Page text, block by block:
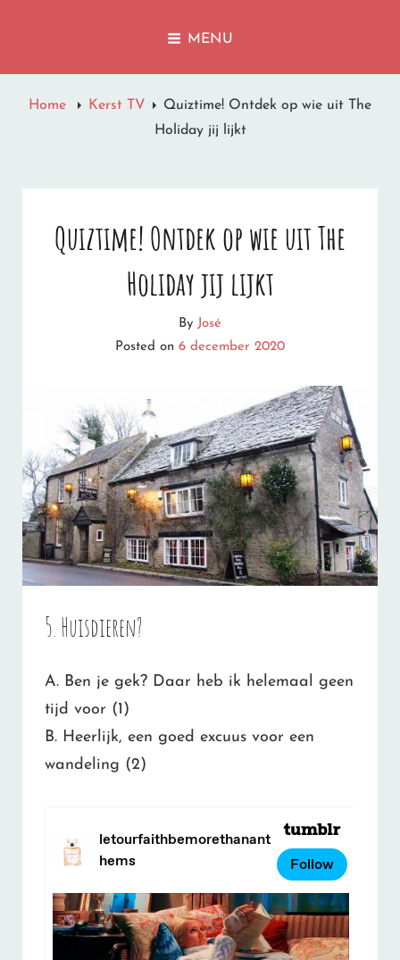
LET IT SNOW
MENU
Home Kerst TV
Quiztime! Ontdek op wie uit The
Holiday jij lijkt
Quiztime! Ontdek op wie uit The
Holiday jij lijkt
By José
Posted on 6 december 2020
5. Huisdieren?
A. Ben je gek? Daar heb ik helemaal geen
tijd voor (1)
B. Heerlijk, een goed excuus voor een
wandeling (2)